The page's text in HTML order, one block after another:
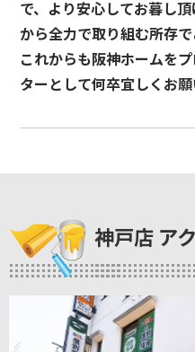
で、より安心してお暮し
から全力で取り組む所存で
これからも阪神ホームを
ターとして何卒宜しくお
神戸店 ア